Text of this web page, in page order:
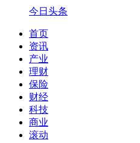
今日头条
首页
资讯
产业
理财
保险
财经
科技
商业
滚动